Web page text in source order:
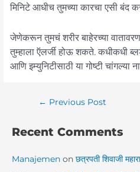
मिनिटे आधीच तुमच्या कारचा एसी बंद
जेणेकरून तुमचं शरीर बाहेरच्या
तुम्हाला ऍलर्जी होऊ शकते. कधीकधी
आणि इम्युनिटीसाठी या गोष्टी चांगल्या
← Previous Post
Recent Comments
Manajemenon छत्रपती शिवाजी